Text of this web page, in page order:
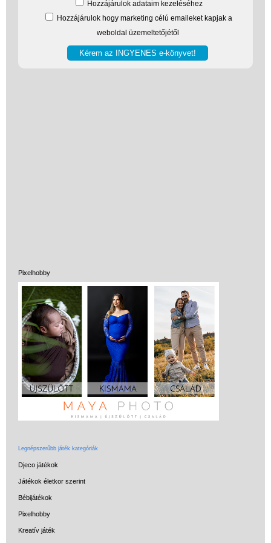
Hozzájárulok adataim kezeléséhez
Hozzájárulok hogy marketing célú emaileket kapjak a
weboldal üzemeltetőjétől
Pixelhobby
Legnépszerűbb játék kategóriák
Djeco játékok
Játékok életkor szerint
Bébijátékok
Pixelhobby
Kreatív játék
Akiket támogatunk
Garancia
Játék rendelés - Az internetes
vásárlás előnyei
Reklamáció és Elállás